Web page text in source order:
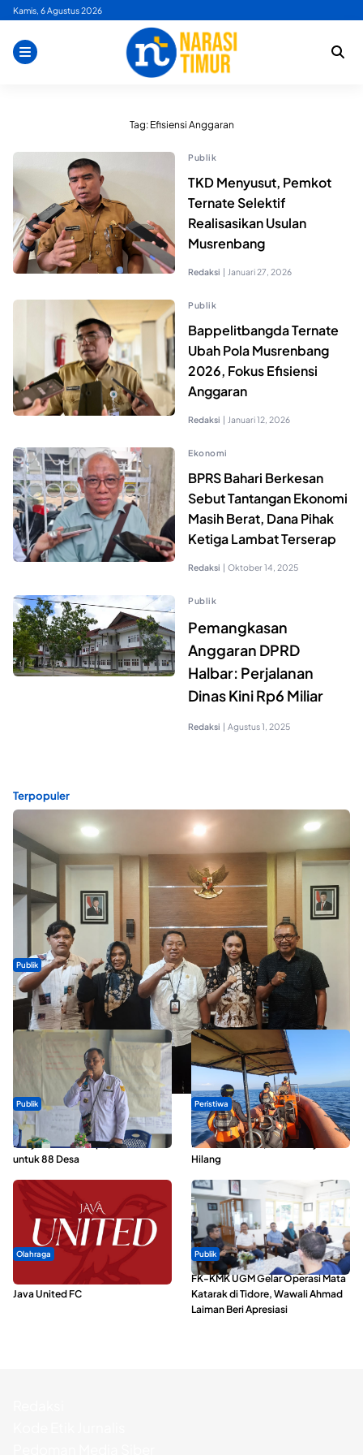
Skip
content
Kamis, 6 Agustus 2026
Tag: Efisiensi Anggaran
Publik
TKD Menyusut, Pemkot
Ternate Selektif
Realisasikan Usulan
Musrenbang
Redaksi | Januari 27, 2026
Publik
Bappelitbangda Ternate
Ubah Pola Musrenbang
2026, Fokus Efisiensi
Anggaran
Redaksi | Januari 12, 2026
Ekonomi
BPRS Bahari Berkesan
Sebut Tantangan Ekonomi
Masih Berat, Dana Pihak
Ketiga Lambat Terserap
Redaksi | Oktober 14, 2025
Publik
Pemangkasan
Anggaran DPRD
Halbar: Perjalanan
Dinas Kini Rp6 Miliar
Redaksi | Agustus 1, 2025
Terpopuler
Publik
Dua Talenta Muda Ternate Wakili Maluku Utara di Gita Bahana
Nusantara 2026
Publik
ABDESI Morotai Apresiasi
Penyaluran ADD Rp3,13 Miliar
untuk 88 Desa
Peristiwa
Dua Longboat Bertabrakan di
Perairan Taliabu, Satu Nelayan
Hilang
Olahraga
Dari Malut United Berubah Jadi
Java United FC
Publik
FK-KMK UGM Gelar Operasi Mata
Katarak di Tidore, Wawali Ahmad
Laiman Beri Apresiasi